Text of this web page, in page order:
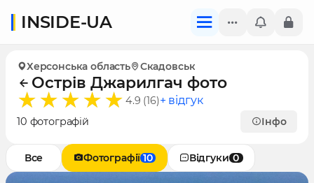
INSIDE-UA
Херсонська область Скадовськ
Острів Джарилгач фото
4.9 (16)+ відгук
10 фотографій Інфо
Все Фотографії 10 Відгуки 0